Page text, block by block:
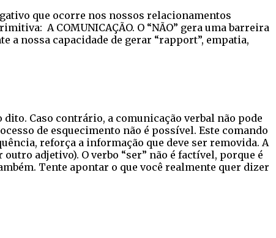
que ocorre nos nossos relacionamentos
A COMUNICAÇÃO. O “NÃO” gera uma barreira
a nossa capacidade de gerar “rapport”, empatia,
dito. Caso contrário, a comunicação verbal não pode
de esquecimento não é possível. Este comando
reforça a informação que deve ser removida. A
adjetivo). O verbo “ser” não é factível, porque é
Tente apontar o que você realmente quer dizer